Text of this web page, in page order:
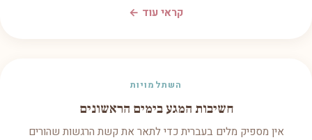
קראי עוד ←
השתלמויות
חשיבות המגע בימים הראשונים
אין מספיק מלים בעברית כדי לתאר את קשת הרגשות שהורים